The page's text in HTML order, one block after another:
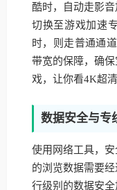
酷时，自动走影
切换至游戏加速
时，则走普通通
带宽的保障，确
戏，让你看4K超
数据安全与专
使用网络工具，
的浏览数据需要
行级别的数据安